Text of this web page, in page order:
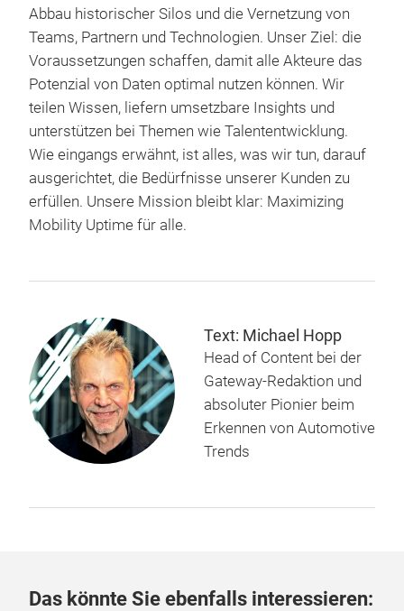
Abbau historischer Silos und die Vernetzung von
Teams, Partnern und Technologien. Unser Ziel: die
Voraussetzungen schaffen, damit alle Akteure das
Potenzial von Daten optimal nutzen können. Wir
teilen Wissen, liefern umsetzbare Insights und
unterstützen bei Themen wie Talententwicklung.
Wie eingangs erwähnt, ist alles, was wir tun, darauf
ausgerichtet, die Bedürfnisse unserer Kunden zu
erfüllen. Unsere Mission bleibt klar: Maximizing
Mobility Uptime für alle.
Text: Michael Hopp
Head of Content bei der
Gateway-Redaktion und
absoluter Pionier beim
Erkennen von Automotive
Trends
Das könnte Sie ebenfalls interessieren: